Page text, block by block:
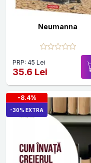
Neumanna
PRP: 45 Lei
35.6 Lei
-8.4%
-30% EXTRA